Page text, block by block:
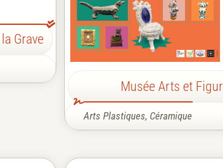
Grave
Musée Arts et
Arts Plastiques, Céramique